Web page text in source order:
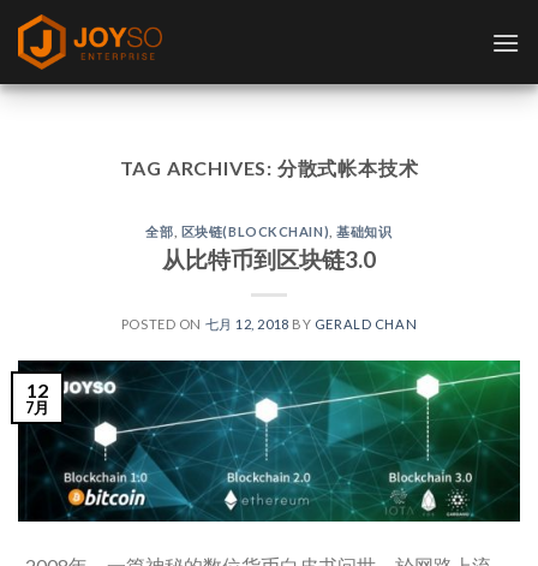
Skip
content
TAG ARCHIVES: 分散式帐本技术
全部 区块链(BLOCKCHAIN) ,基础知识
从比特币到区块链3.0
POSTED ON 七月 12, 2018 BY GERALD CHAN
12
7月